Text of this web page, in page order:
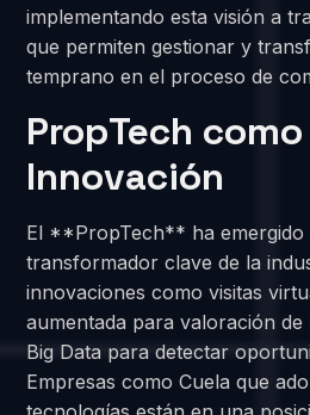
implementando esta visión a
que permiten gestionar y
temprano en el proceso de
PropTech
Innovación
El **PropTech** ha emergido
transformador clave de la
innovaciones como visitas
aumentada para valoración
Big Data para detectar
Empresas como Cuela que